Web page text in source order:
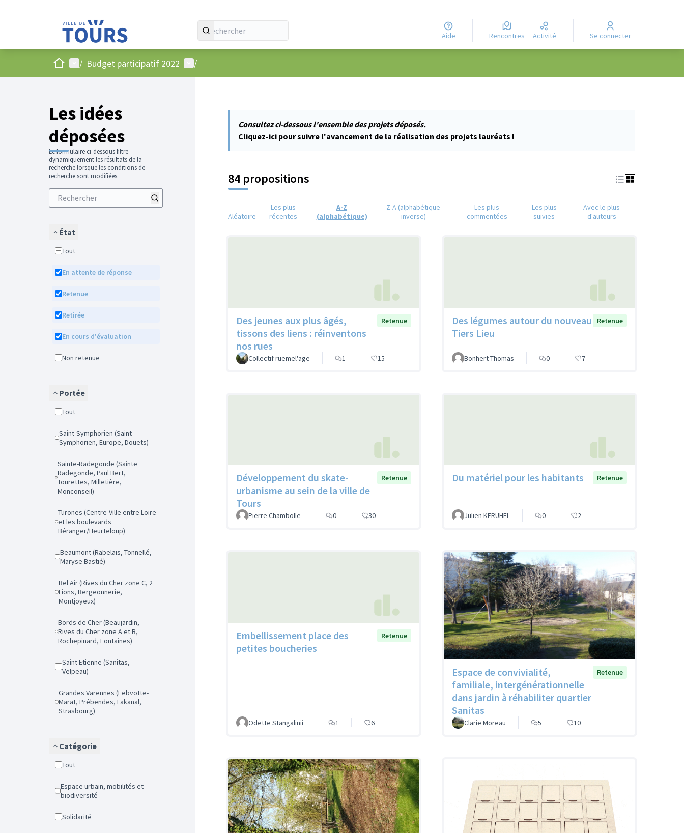
Aide Rencontres Activité Se connecter
AccueilMenu principal
/ Budget participatif 2022 Menu utilisateur
/
Les idées
déposées
Le formulaire ci-dessous filtre
dynamiquement les résultats de la
recherche lorsque les conditions de
recherche sont modifiées.
État
Tout
En attente de réponse
Retenue
Retirée
En cours d'évaluation
Non retenue
Portée
Tout
Saint-Symphorien (Saint
Symphorien, Europe, Douets)
Sainte-Radegonde (Sainte
Radegonde, Paul Bert,
Tourettes, Milletière,
Monconseil)
Turones (Centre-Ville entre Loire
et les boulevards
Béranger/Heurteloup)
Beaumont (Rabelais, Tonnellé,
Maryse Bastié)
Bel Air (Rives du Cher zone C, 2
Lions, Bergeonnerie,
Montjoyeux)
Bords de Cher (Beaujardin,
Rives du Cher zone A et B,
Rochepinard, Fontaines)
Saint Etienne (Sanitas,
Velpeau)
Grandes Varennes (Febvotte-
Marat, Prébendes, Lakanal,
Strasbourg)
Catégorie
Tout
Espace urbain, mobilités et
biodiversité
Solidarité
Consultez ci-dessous l'ensemble des projets déposés.
Cliquez-ici pour suivre l'avancement de la réalisation des projets lauréats !
84 propositions
Aléatoire
Les plus
récentes
A-Z
(alphabétique)
Z-A (alphabétique
inverse)
Les plus
commentées
Les plus
suivies
Avec le plus
d'auteurs
Des jeunes aux plus âgés,
tissons des liens : réinventons
nos rues
Retenue
Collectif ruemel'age 1 15
Des légumes autour du nouveau
Tiers Lieu
Retenue
Bonhert Thomas 0 7
Développement du skate-
urbanisme au sein de la ville de
Tours
Retenue
Pierre Chambolle 0 30
Du matériel pour les habitants Retenue
Julien KERUHEL 0 2
Embellissement place des
petites boucheries
Retenue
Odette Stangalinii 1 6
Espace de convivialité,
familiale, intergénérationnelle
dans jardin à réhabiliter quartier
Sanitas
Retenue
Clarie Moreau 5 10